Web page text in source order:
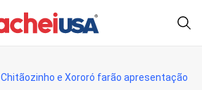
Chitãozinho e Xororó farão apresentação